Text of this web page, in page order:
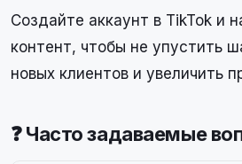
Создайте аккаунт в TikTok и
контент, чтобы не упустить
новых клиентов и увеличить
❓ Часто задаваемые